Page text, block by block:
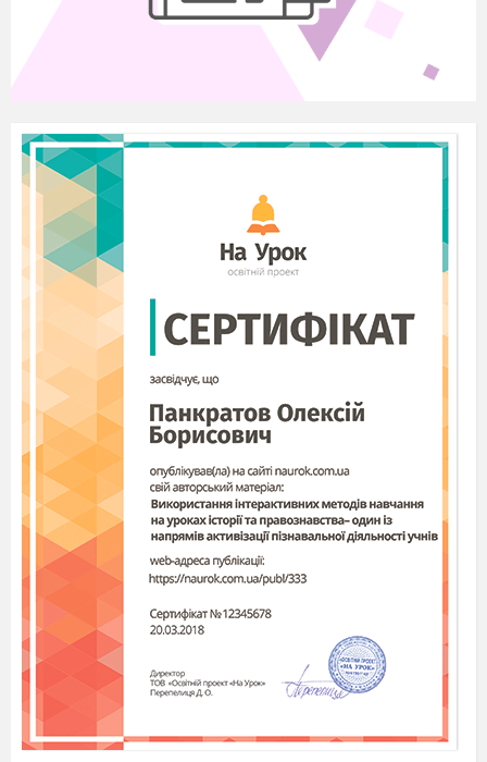
автомобіль – «беруть кермо» та їдуть по дорозі)
Ось і підійшла до кінця наша весняна подорож.
До побачення!